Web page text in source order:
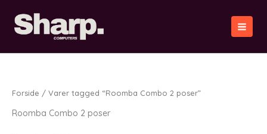
indholdet
Forside / Varer tagged “Roomba Combo 2 poser”
Roomba Combo 2 poser